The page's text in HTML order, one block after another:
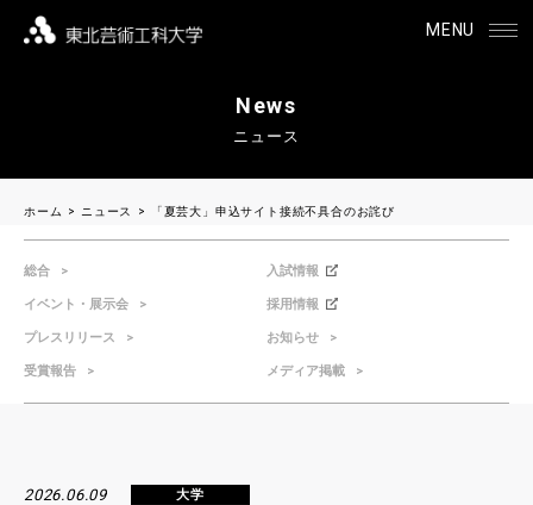
MENU
News
ニュース
ホーム ニュース 「夏芸大」申込サイト接続不具合のお詫び
総合 入試情報
イベント・展示会 採用情報
プレスリリース お知らせ
受賞報告 メディア掲載
2026.06.09 大学